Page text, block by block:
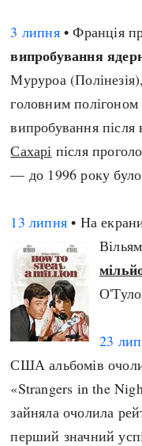
3 липня• Франція
випробування
Муруроа
головним полігоном
випробування після
Сахарі після
— до 1996 року
13 липня • На
23
США альбомів
«Strangers in the
зайняла очолила
перший значний